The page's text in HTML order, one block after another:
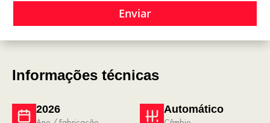
Enviar
Informações técnicas
2026 Automático